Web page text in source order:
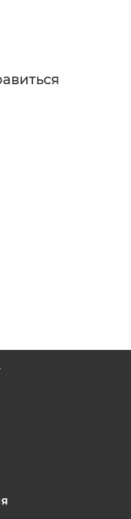
к сотруднику в
код.
России. Когда
вы можете
Один заказ может
и его стоимость
р.